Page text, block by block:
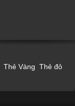
Thẻ Vàng Thẻ đỏ